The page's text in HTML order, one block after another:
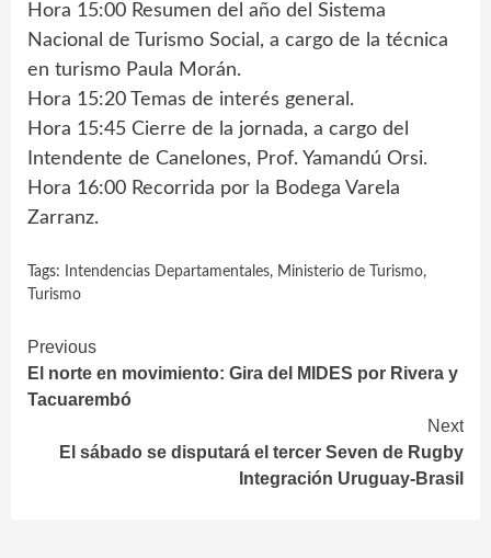
Hora 15:00 Resumen del año del Sistema
Nacional de Turismo Social, a cargo de la técnica
en turismo Paula Morán.
Hora 15:20 Temas de interés general.
Hora 15:45 Cierre de la jornada, a cargo del
Intendente de Canelones, Prof. Yamandú Orsi.
Hora 16:00 Recorrida por la Bodega Varela
Zarranz.
Tags: Intendencias Departamentales, Ministerio de Turismo,
Turismo
Continue
Reading
Previous
El norte en movimiento: Gira del MIDES por Rivera y
Tacuarembó
Next
El sábado se disputará el tercer Seven de Rugby
Integración Uruguay-Brasil